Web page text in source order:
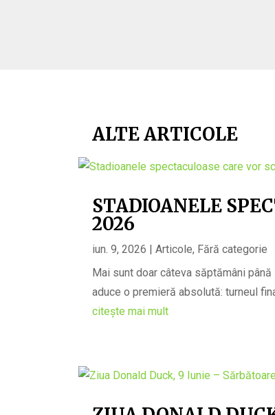
ALTE ARTICOLE
STADIOANELE
2026
iun. 9, 2026 |Articole, Fără categorie
Mai sunt doar câteva săptămâni
aduce o premieră absolută: turneul
citește mai mult